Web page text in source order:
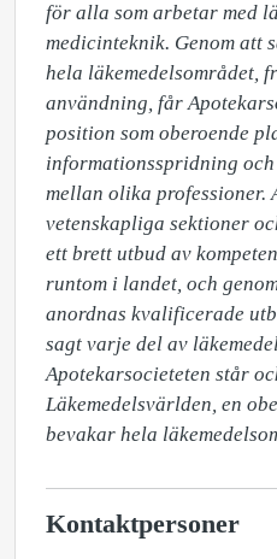
för alla som arbetar med
medicinteknik. Genom att
hela läkemedelsområdet,
användning, får
position som oberoende
informationsspridning
mellan olika professioner.
vetenskapliga sektioner
ett brett utbud av
runtom i landet, och
anordnas kvalificerade
sagt varje del av
Apotekarsocieteten står
Läkemedelsvärlden, en
bevakar hela
Kontaktpersoner